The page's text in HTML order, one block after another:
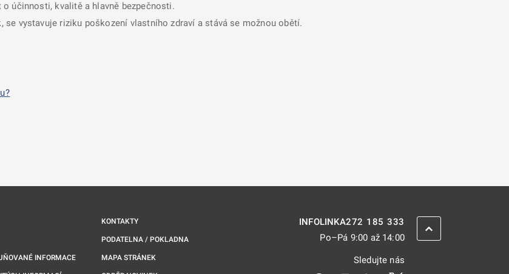
účinnosti, kvalitě a hlavně bezpečnosti.
se vystavuje riziku poškození vlastního zdraví a stává se možnou obětí.
INFORMACE
KONTAKTY
PODATELNA / POKLADNA
MAPA STRÁNEK
INFOLINKA272 185 333
Po–Pá 9:00 až 14:00
Sledujte nás
ZPĚT NAHORU